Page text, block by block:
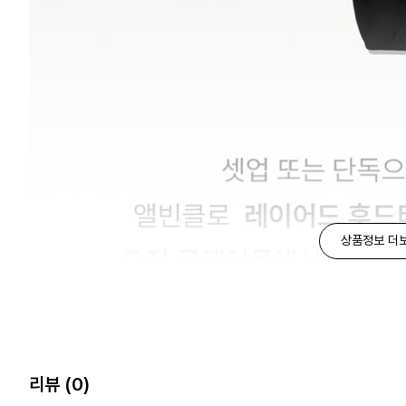
상품정보 더
리뷰 (0)